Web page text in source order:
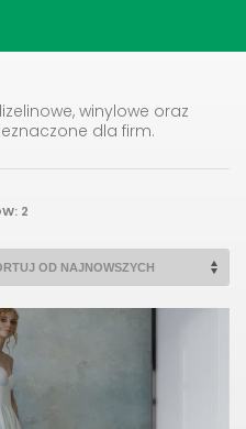
winylowe oraz
dla firm.
2
NAJNOWSZYCH